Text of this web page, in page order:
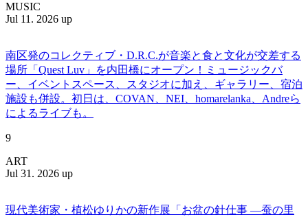
MUSIC
Jul 11. 2026 up
南区発のコレクティブ・D.R.C.が⾳楽と⾷と⽂化が交差する
場所「Quest Luv」を内田橋にオープン！ミュージックバ
ー、イベントスペース、スタジオに加え、ギャラリー、宿泊
施設も併設。初日は、COVAN、NEI、homarelanka、Andreら
によるライブも。
9
ART
Jul 31. 2026 up
現代美術家・植松ゆりかの新作展「お盆の針仕事 ―蚕の里